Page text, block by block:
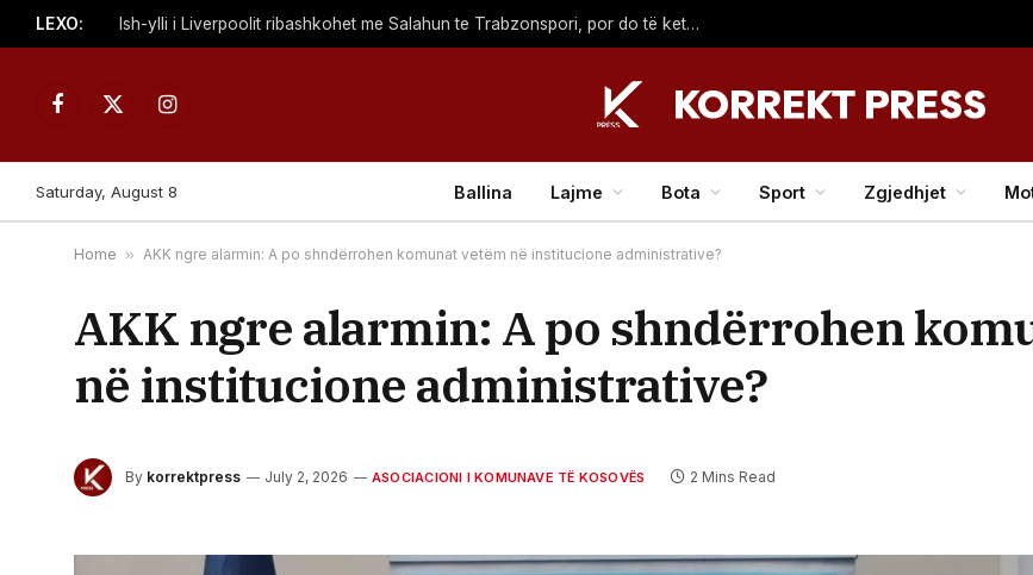
LEXO: Ish-ylli i Liverpoolit ribashkohet me Salahun te Trabzonspori, por do të ketë pagë më të madhe
Facebook
X
Instagram
Saturday, August 8 Ballina Lajme Bota Sport Zgjedhjet
Home » AKK ngre alarmin: A po shndërrohen komunat vetëm në institucione administrative?
AKK ngre alarmin: A po shndërrohen
në institucione administrative?
By korrektpress July 2, 2026 ASOCIACIONI I KOMUNAVE TË KOSOVËS 2 Mins Read